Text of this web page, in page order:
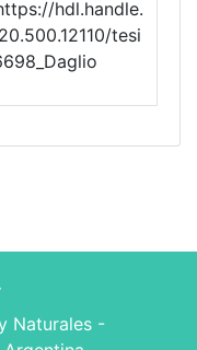
hdl.handle.
tesi
Naturales -